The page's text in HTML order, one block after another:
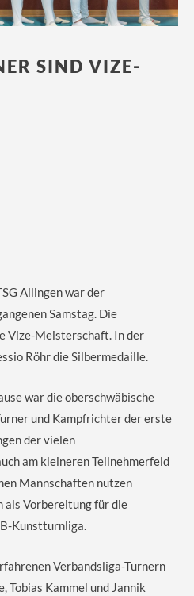
SIND VIZE-
Ailingen war der
Samstag. Die
Vize-Meisterschaft. In der
Röhr die Silbermedaille.
war die oberschwäbische
und Kampfrichter der erste
der vielen
am kleineren Teilnehmerfeld
Mannschaften nutzen
als Vorbereitung für die
Kunstturnliga.
Verbandsliga-Turnern
Tobias Kammel und Jannik